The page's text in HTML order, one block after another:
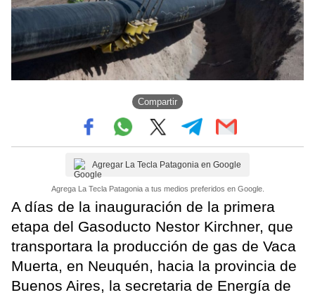
Compartir
Agregar La Tecla Patagonia en Google
Agrega La Tecla Patagonia a tus medios preferidos en Google.
A días de la inauguración de la primera
etapa del Gasoducto Nestor Kirchner, que
transportara la producción de gas de Vaca
Muerta, en Neuquén, hacia la provincia de
Buenos Aires, la secretaria de Energía de